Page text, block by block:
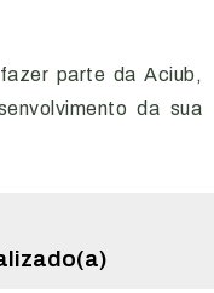
parte da Aciub,
da sua